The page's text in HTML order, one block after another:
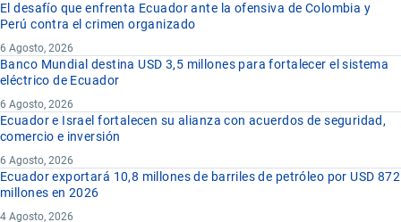
El desafío que enfrenta Ecuador ante la ofensiva de Colombia y
Perú contra el crimen organizado
6 Agosto, 2026
Banco Mundial destina USD 3,5 millones para fortalecer el sistema
eléctrico de Ecuador
6 Agosto, 2026
Ecuador e Israel fortalecen su alianza con acuerdos de seguridad,
comercio e inversión
6 Agosto, 2026
Ecuador exportará 10,8 millones de barriles de petróleo por USD 872
millones en 2026
4 Agosto, 2026